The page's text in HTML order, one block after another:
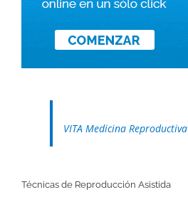
VITA Medicina Reproductiva
Técnicas de Reproducción Asistida